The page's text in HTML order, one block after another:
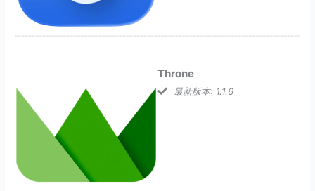
Throne
最新版本: 1.1.6